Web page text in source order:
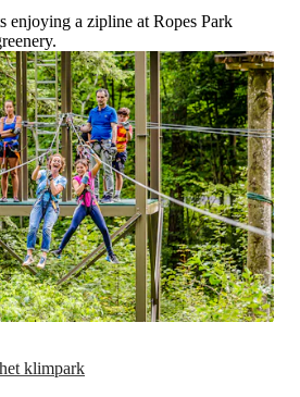
enjoying a zipline at Ropes Park
klimpark